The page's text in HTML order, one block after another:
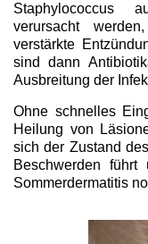
Staphylococcus
verursacht
verstärkte
sind dann
Ausbreitung der
Ohne schnelles
Heilung von
sich der Zustand
Beschwerden
Sommerdermatitis